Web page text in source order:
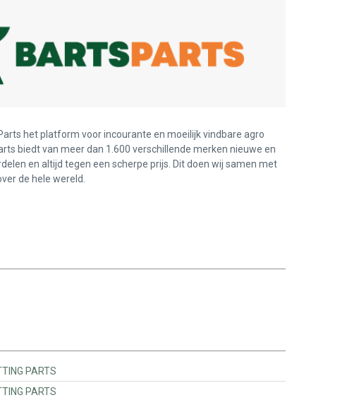
het platform voor incourante en moeilijk vindbare agro
biedt van meer dan 1.600 verschillende merken nieuwe en
en altijd tegen een scherpe prijs. Dit doen wij samen met
de hele wereld.
- W21CS07728 - FITTING PARTS
- W21CS07939 - FITTING PARTS